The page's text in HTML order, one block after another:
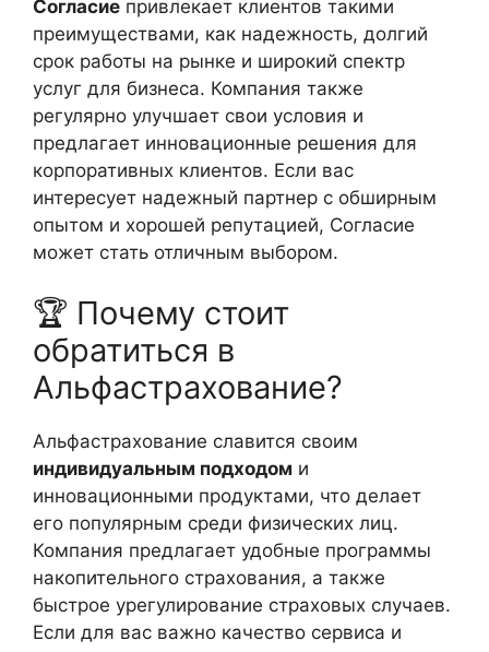
Согласие привлекает клиентов такими
преимуществами, как надежность, долгий
срок работы на рынке и широкий спектр
услуг для бизнеса. Компания также
регулярно улучшает свои условия и
предлагает инновационные решения для
корпоративных клиентов. Если вас
интересует надежный партнер с обширным
опытом и хорошей репутацией, Согласие
может стать отличным выбором.
🏆 Почему стоит
обратиться в
Альфастрахование?
Альфастрахование славится своим
индивидуальным подходом и
инновационными продуктами, что делает
его популярным среди физических лиц.
Компания предлагает удобные программы
накопительного страхования, а также
быстрое урегулирование страховых случаев.
Если для вас важно качество сервиса и